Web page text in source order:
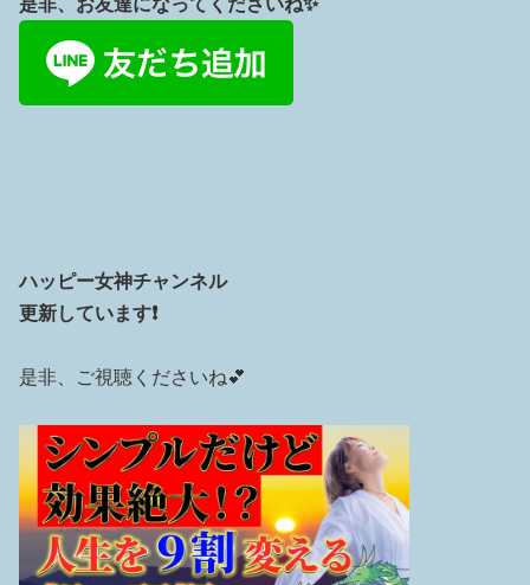
是非、お友達になってくださいね✨
ハッピー女神チャンネル
更新しています❗️
是非、ご視聴くださいね💕